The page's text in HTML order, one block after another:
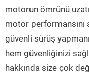
motorun ömrünü
motor performansını
güvenli sürüş
hem güvenliğinizi
hakkında size çok